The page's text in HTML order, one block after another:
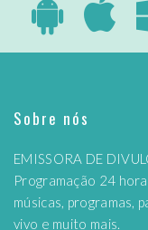
Sobre nós
EMISSORA DE
Programação 24
músicas, programas,
vivo e muito mais.